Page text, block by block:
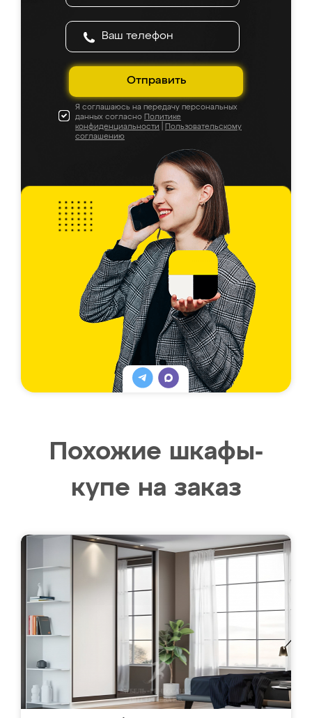
Отправить
Я соглашаюсь на передачу персональных
данных согласно Политике
конфиденциальности
Пользовательскому
соглашению
Похожие шкафы-
купе на заказ